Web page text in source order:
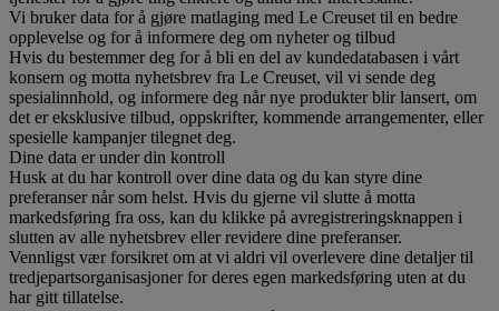
Vi bruker data for å gjøre matlaging med Le Creuset til en bedre
opplevelse og for å informere deg om nyheter og tilbud
Hvis du bestemmer deg for å bli en del av kundedatabasen i vårt
konsern og motta nyhetsbrev fra Le Creuset, vil vi sende deg
spesialinnhold, og informere deg når nye produkter blir lansert, om
det er eksklusive tilbud, oppskrifter, kommende arrangementer, eller
spesielle kampanjer tilegnet deg.
Dine data er under din kontroll
Husk at du har kontroll over dine data og du kan styre dine
preferanser når som helst. Hvis du gjerne vil slutte å motta
markedsføring fra oss, kan du klikke på avregistreringsknappen i
slutten av alle nyhetsbrev eller revidere dine preferanser.
Vennligst vær forsikret om at vi aldri vil overlevere dine detaljer til
tredjepartsorganisasjoner for deres egen markedsføring uten at du
har gitt tillatelse.